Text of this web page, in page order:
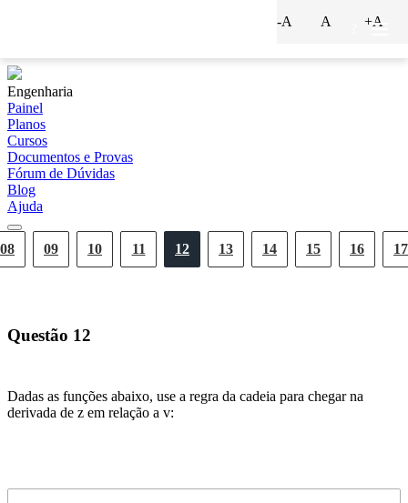
Engenharia
Painel
Planos
Cursos
Documentos e Provas
Fórum de Dúvidas
Blog
Ajuda
08 09 10 11 12 13 14 15 16 17
-A A +A
Questão 12
Dadas as funções abaixo, use a regra da cadeia para chegar na
derivada de z em relação a v: